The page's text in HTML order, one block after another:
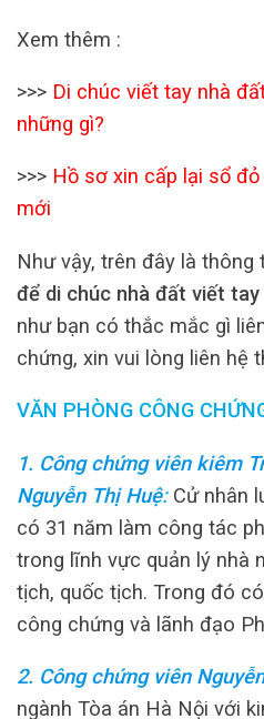
Xem thêm :
>>> Di chúc viết tay nhà
những gì?
>>> Hồ sơ xin cấp lại sổ
mới
Như vậy, trên đây là thông
để di chúc nhà đất viết tay
như bạn có thắc mắc gì
chứng, xin vui lòng liên hệ
VĂN PHÒNG CÔNG
1. Công chứng viên kiêm
Nguyễn Thị Huệ: Cử nhân
có 31 năm làm công tác
trong lĩnh vực quản lý nhà
tịch, quốc tịch. Trong đó
công chứng và lãnh đạo
2. Công chứng viên
ngành Tòa án Hà Nội với